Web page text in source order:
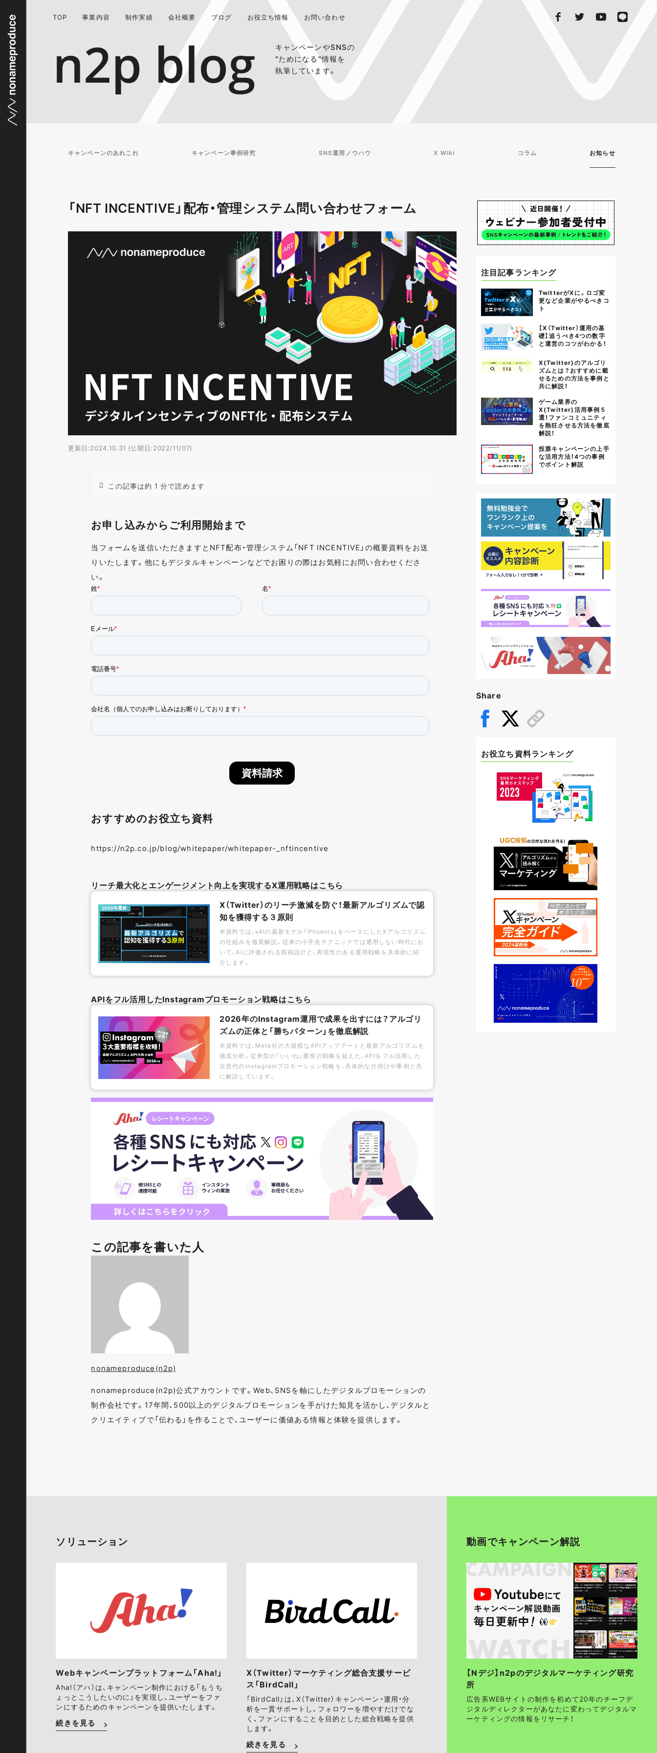
TOP 事業内容 制作実績 会社概要 ブログ お役立ち情報 お問い合わせ
n2p blog
キャンペーンやSNSの
"ためになる"情報を
執筆しています。
キャンペーンのあれこれ キャンペーン事例研究 SNS運用ノウハウ X Wiki コラム お知らせ
「NFT INCENTIVE」配布・管理システム問い合わせフォーム
更新日:2024.10.31 (公開日:2022/11/07)
この記事は約 1 分で読めます
お申し込みからご利用開始まで
当フォームを送信いただきますとNFT配布・管理システム「NFT INCENTIVE」の概要資料をお送
りいたします。他にもデジタルキャンペーンなどでお困りの際はお気軽にお問い合わせくださ
い。
おすすめのお役立ち資料
https://n2p.co.jp/blog/whitepaper/whitepaper-_nftincentive
リーチ最大化とエンゲージメント向上を実現するX運用戦略はこちら
X（Twitter）のリーチ激減を防ぐ！最新アルゴリズムで認
知を獲得する３原則
本資料では、xAIの最新モデル「Phoenix」をベースにしたXアルゴリズム
の仕組みを徹底解説。従来の小手先テクニックでは通用しない時代にお
いて、AIに評価される投稿設計と、再現性のある運用戦略を具体的に紹
介します。
APIをフル活用したInstagramプロモーション戦略はこちら
2026年のInstagram運用で成果を出すには？アルゴリ
ズムの正体と「勝ちパターン」を徹底解説
本資料では、Meta社の大規模なAPIアップデートと最新アルゴリズムを
徹底分析。従来型の「いいね」重視の戦略を超えた、APIをフル活用した
次世代のInstagramプロモーション戦略を、具体的な仕掛けや事例と共
に解説しています。
この記事を書いた人
nonameproduce(n2p)
nonameproduce(n2p)公式アカウントです。Web、SNSを軸にしたデジタルプロモーションの
制作会社です。17年間、500以上のデジタルプロモーションを手がけた知見を活かし、デジタルと
クリエイティブで「伝わる」を作ることで、ユーザーに価値ある情報と体験を提供します。
注目記事ランキング
TwitterがXに。ロゴ変
更など企業がやるべきコ
ト
【X（Twitter）運用の基
礎】追うべき4つの数字
と運営のコツがわかる！
X(Twitter)のアルゴリ
ズムとは？おすすめに載
せるための方法を事例と
共に解説！
ゲーム業界の
X(Twitter)活用事例５
選！ファンコミュニティ
を熱狂させる方法を徹底
解説！
投票キャンペーンの上手
な活用方法！4つの事例
でポイント解説
Share
お役立ち資料ランキング
ソリューション
Webキャンペーンプラットフォーム「Aha!」
Aha!（アハ）は、キャンペーン制作における「もうち
ょっとこうしたいのに」を実現し、ユーザーをファ
ンにするためのキャンペーンを提供いたします。
続きを見る
X（Twitter）マーケティング総合支援サービ
ス「BirdCall」
「BirdCall」は、X（Twitter）キャンペーン・運用・分
析を一貫サポートし、フォロワーを増やすだけでな
く、ファンにすることを目的とした総合戦略を提供
します。
続きを見る
動画でキャンペーン解説
【Nデジ】n2pのデジタルマーケティング研究
所
広告系WEBサイトの制作を初めて20年のチーフデ
ジタルディレクターがあなたに変わってデジタルマ
ーケティングの情報をリサーチ！